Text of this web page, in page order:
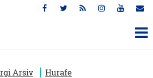
Arsiv Hurafe